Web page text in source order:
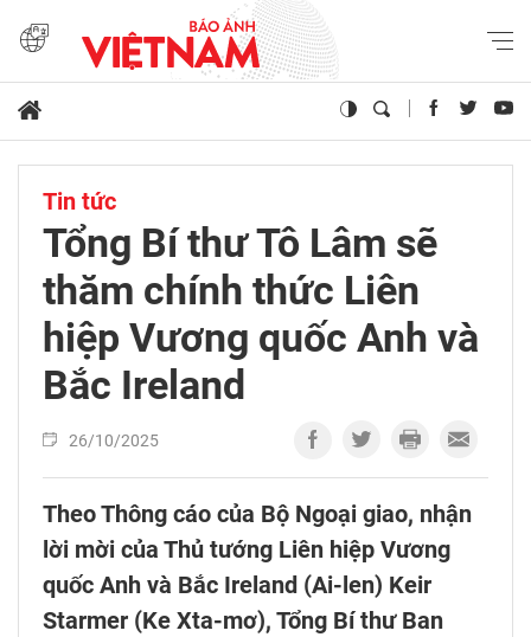
Tin tức
Tổng Bí thư Tô Lâm sẽ
thăm chính thức Liên
hiệp Vương quốc Anh và
Bắc Ireland
26/10/2025
Theo Thông cáo của Bộ Ngoại giao, nhận
lời mời của Thủ tướng Liên hiệp Vương
quốc Anh và Bắc Ireland (Ai-len) Keir
Starmer (Ke Xta-mơ), Tổng Bí thư Ban